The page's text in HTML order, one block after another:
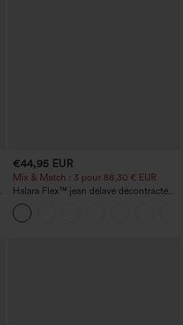
€44,95 EUR
Mix & Match : 3 pour 88,30 € EUR
Halara Flex™ jean délavé décontracté
taille haute à poches, coupe baggy à
jambe large